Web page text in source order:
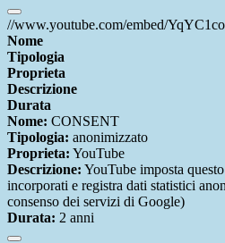
//www.youtube.com/embed/
Nome
Tipologia
Proprieta
Descrizione
Durata
Nome: CONSENT
Tipologia: anonimizzato
Proprieta: YouTube
Descrizione: YouTube imposta
incorporati e registra dati statistici
consenso dei servizi di Google)
Durata: 2 anni